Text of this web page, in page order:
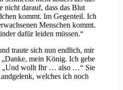
nicht darauf, dass das Blut
kommt. Im Gegenteil. Ich
Menschen kommt.
dafür leiden müssen.“
traute sich nun endlich, mir
mein König. Ich gebe
„Und wollt Ihr … also …“ Sie
welches ich noch